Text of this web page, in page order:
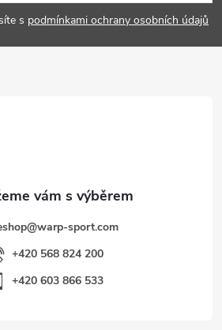
s podmínkami ochrany osobních údajů
@warp-sport.com
+420 568 824 200
+420 603 866 533